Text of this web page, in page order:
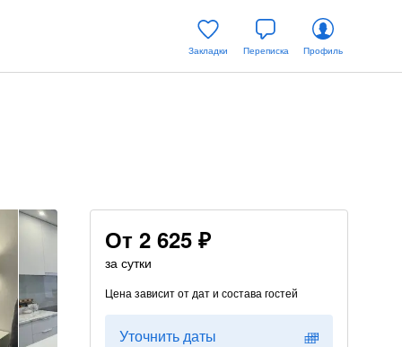
Закладки Переписка Профиль
От 2 625 ₽
за сутки
Цена зависит от дат и состава гостей
Уточнить даты